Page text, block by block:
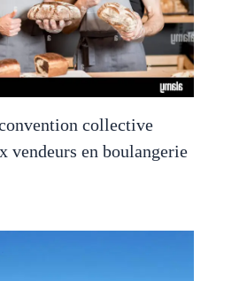
collective
vendeurs en boulangerie